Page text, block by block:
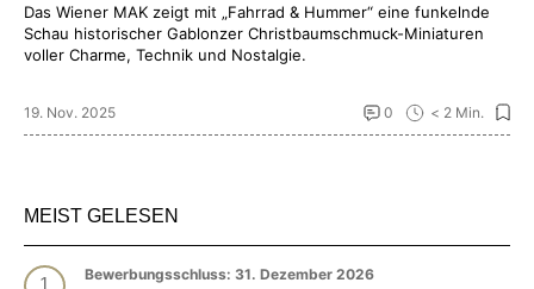
Das Wiener MAK zeigt mit „Fahrrad & Hummer“ eine funkelnde
Schau historischer Gablonzer Christbaumschmuck-Miniaturen
voller Charme, Technik und Nostalgie.
19. Nov. 2025 0 < 2 Min.
MEIST GELESEN
Bewerbungsschluss: 31. Dezember 2026